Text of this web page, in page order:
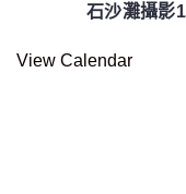
石沙灘攝影
View Calendar